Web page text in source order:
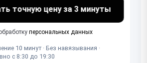
точную цену за 3 минуты
персональных данных
10 минут · Без навязывания ·
с 8:30 до 19:30